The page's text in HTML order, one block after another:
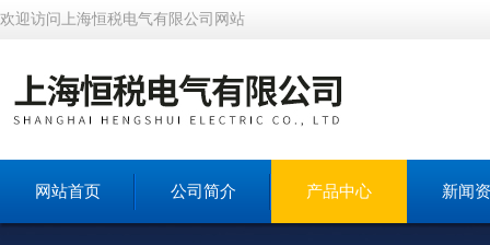
欢迎访问上海恒税电气有限公司网站
网站首页 公司简介 产品中心 新闻